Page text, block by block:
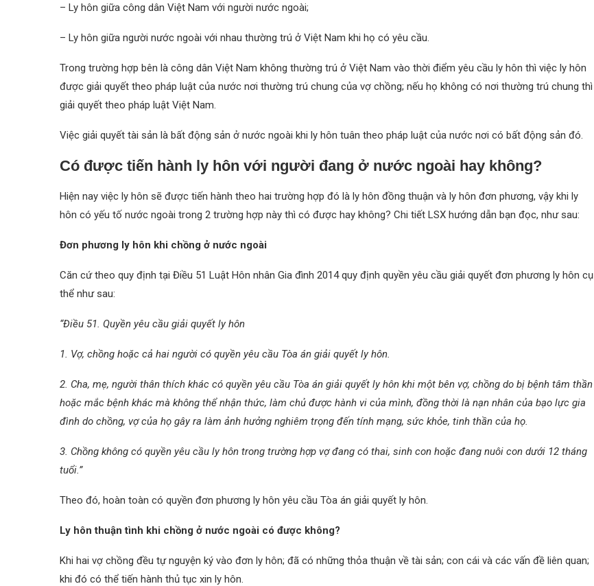
– Ly hôn giữa công dân Việt Nam với người nước ngoài;
– Ly hôn giữa người nước ngoài với nhau thường trú ở Việt Nam khi họ có yêu cầu.
Trong trường hợp bên là công dân Việt Nam không thường trú ở Việt Nam vào thời điểm yêu cầu ly hôn thì việc ly hôn
được giải quyết theo pháp luật của nước nơi thường trú chung của vợ chồng; nếu họ không có nơi thường trú chung thì
giải quyết theo pháp luật Việt Nam.
Việc giải quyết tài sản là bất động sản ở nước ngoài khi ly hôn tuân theo pháp luật của nước nơi có bất động sản đó.
Có được tiến hành ly hôn với người đang ở nước ngoài hay không?
Hiện nay việc ly hôn sẽ được tiến hành theo hai trường hợp đó là ly hôn đồng thuận và ly hôn đơn phương, vậy khi ly
hôn có yếu tố nước ngoài trong 2 trường hợp này thì có được hay không? Chi tiết LSX hướng dẫn bạn đọc, như sau:
Đơn phương ly hôn khi chồng ở nước ngoài
Căn cứ theo quy định tại Điều 51 Luật Hôn nhân Gia đình 2014 quy định quyền yêu cầu giải quyết đơn phương ly hôn cụ
thể như sau:
“Điều 51. Quyền yêu cầu giải quyết ly hôn
1. Vợ, chồng hoặc cả hai người có quyền yêu cầu Tòa án giải quyết ly hôn.
2. Cha, mẹ, người thân thích khác có quyền yêu cầu Tòa án giải quyết ly hôn khi một bên vợ, chồng do bị bệnh tâm thần
hoặc mắc bệnh khác mà không thể nhận thức, làm chủ được hành vi của mình, đồng thời là nạn nhân của bạo lực gia
đình do chồng, vợ của họ gây ra làm ảnh hưởng nghiêm trọng đến tính mạng, sức khỏe, tinh thần của họ.
3. Chồng không có quyền yêu cầu ly hôn trong trường hợp vợ đang có thai, sinh con hoặc đang nuôi con dưới 12 tháng
tuổi.”
Theo đó, hoàn toàn có quyền đơn phương ly hôn yêu cầu Tòa án giải quyết ly hôn.
Ly hôn thuận tình khi chồng ở nước ngoài có được không?
Khi hai vợ chồng đều tự nguyện ký vào đơn ly hôn; đã có những thỏa thuận về tài sản; con cái và các vấn đề liên quan;
khi đó có thể tiến hành thủ tục xin ly hôn.